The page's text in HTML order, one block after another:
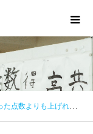
も上げれる橋北中学3年Mくん